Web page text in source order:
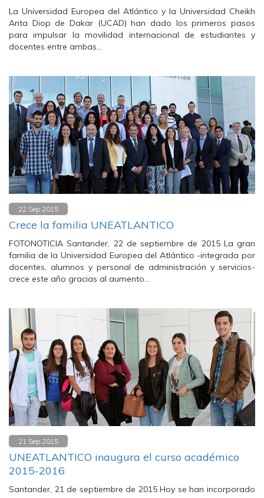
La Universidad Europea del Atlántico y la Universidad Cheikh
Anta Diop de Dakar (UCAD) han dado los primeros pasos
para impulsar la movilidad internacional de estudiantes y
docentes entre ambas…
22 Sep 2015
Crece la familia UNEATLANTICO
FOTONOTICIA Santander, 22 de septiembre de 2015 La gran
familia de la Universidad Europea del Atlántico -integrada por
docentes, alumnos y personal de administración y servicios-
crece este año gracias al aumento…
21 Sep 2015
UNEATLANTICO inaugura el curso académico
2015-2016
Santander, 21 de septiembre de 2015 Hoy se han incorporado